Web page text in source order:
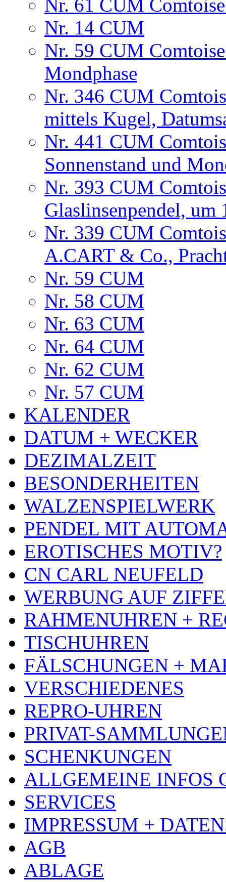
Nr. 61 CUM
Nr. 14 CUM
Nr. 59 CUM
Mondphase
Nr. 346 CUM
mittels Kugel,
Nr. 441 CUM
Sonnenstand und
Nr. 393 CUM
Glaslinsenpendel, um
Nr. 339 CUM
A.CART & Co.,
Nr. 59 CUM
Nr. 58 CUM
Nr. 63 CUM
Nr. 64 CUM
Nr. 62 CUM
Nr. 57 CUM
KALENDER
DATUM + WECKER
DEZIMALZEIT
BESONDERHEITEN
WALZENSPIELWERK
PENDEL MIT
EROTISCHES MOTIV?
CN CARL NEUFELD
WERBUNG AUF
RAHMENUHREN +
TISCHUHREN
FÄLSCHUNGEN +
VERSCHIEDENES
REPRO-UHREN
PRIVAT-
SCHENKUNGEN
ALLGEMEINE INFOS
SERVICES
IMPRESSUM +
AGB
ABLAGE